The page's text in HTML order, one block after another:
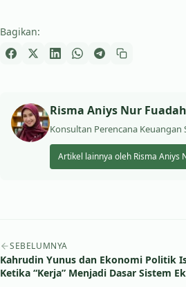
Bagikan:
Risma Aniys Nur Fuadah
Konsultan Perencana Keuangan
Artikel lainnya oleh Risma Aniys
Navigasi artikel
SEBELUMNYA
Kahrudin Yunus dan Ekonomi Politik
Ketika “Kerja” Menjadi Dasar Sistem